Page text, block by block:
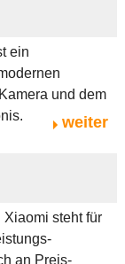
ein
und dem
weiter
Xiaomi steht für
an Preis-